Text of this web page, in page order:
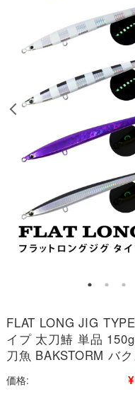
FLAT LONG JIG
イプ 太刀鰆 単品
刀魚 BAKSTORM バク
価格: